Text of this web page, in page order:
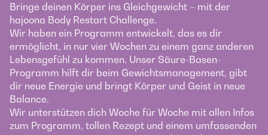
Bringe deinen Körper ins Gleichgewicht – mit der
hajoona Body Restart Challenge.
Wir haben ein Programm entwickelt, das es dir
ermöglicht, in nur vier Wochen zu einem ganz anderen
Lebensgefühl zu kommen. Unser Säure-Basen-
Programm hilft dir beim Gewichtsmanagement, gibt
dir neue Energie und bringt Körper und Geist in neue
Balance.
Wir unterstützen dich Woche für Woche mit allen Infos
zum Programm, tollen Rezept und einem umfassenden